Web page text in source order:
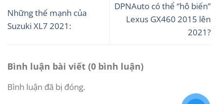
Những thế mạnh của
Suzuki XL7 2021:
DPNAuto có thể “hô biến”
Lexus GX460 2015 lên
2021?
Bình luận bài viết (0 bình luận)
Bình luận đã bị đóng.